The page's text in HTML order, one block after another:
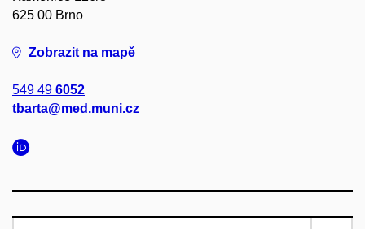
625 00 Brno
Zobrazit na mapě
549 49 6052
tbarta@med.muni.cz